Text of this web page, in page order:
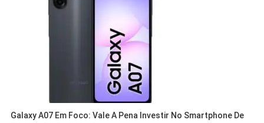
Galaxy A07 Em Foco: Vale A Pena Investir No Smartphone De